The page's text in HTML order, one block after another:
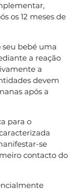
os 12 meses de
seu bebé uma
a reação
a
devem
após a
para o
se
contacto do